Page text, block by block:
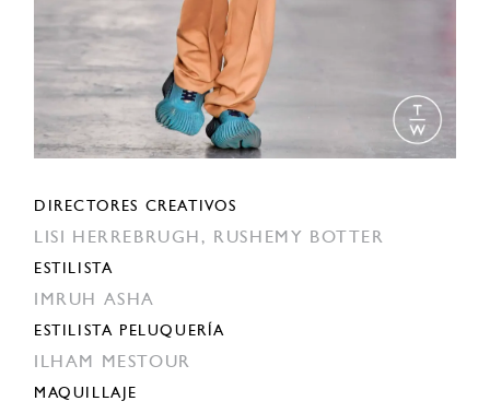
DIRECTORES CREATIVOS
LISI HERREBRUGH, RUSHEMY BOTTER
ESTILISTA
IMRUH ASHA
ESTILISTA PELUQUERÍA
ILHAM MESTOUR
MAQUILLAJE